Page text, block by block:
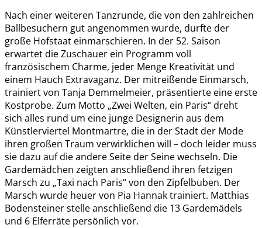
Nach einer weiteren Tanzrunde, die von den zahlreichen
Ballbesuchern gut angenommen wurde, durfte der
große Hofstaat einmarschieren. In der 52. Saison
erwartet die Zuschauer ein Programm voll
französischem Charme, jeder Menge Kreativität und
einem Hauch Extravaganz. Der mitreißende Einmarsch,
trainiert von Tanja Demmelmeier, präsentierte eine erste
Kostprobe. Zum Motto „Zwei Welten, ein Paris“ dreht
sich alles rund um eine junge Designerin aus dem
Künstlerviertel Montmartre, die in der Stadt der Mode
ihren großen Traum verwirklichen will – doch leider muss
sie dazu auf die andere Seite der Seine wechseln. Die
Gardemädchen zeigten anschließend ihren fetzigen
Marsch zu „Taxi nach Paris“ von den Zipfelbuben. Der
Marsch wurde heuer von Pia Hannak trainiert. Matthias
Bodensteiner stelle anschließend die 13 Gardemädels
und 6 Elferräte persönlich vor.